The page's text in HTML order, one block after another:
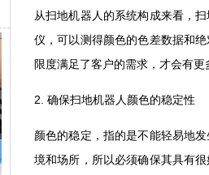
从扫地机器人的系统构成来看，
仪，可以测得颜色的色差数据和
限度满足了客户的需求，才会有更
2. 确保扫地机器人颜色的稳定性
颜色的稳定，指的是不能轻易地
境和场所，所以必须确保其具有